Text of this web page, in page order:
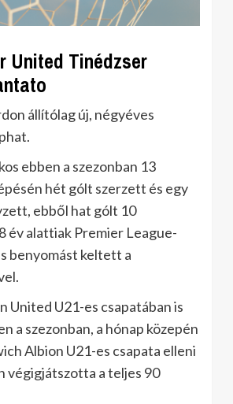
United Tinédzser
állítólag új, négyéves
ebben a szezonban 13
hét gólt szerzett és egy
ebből hat gólt 10
év alattiak Premier League-
benyomást keltett a
United U21-es csapatában is
a szezonban, a hónap közepén
Albion U21-es csapata elleni
végigjátszotta a teljes 90